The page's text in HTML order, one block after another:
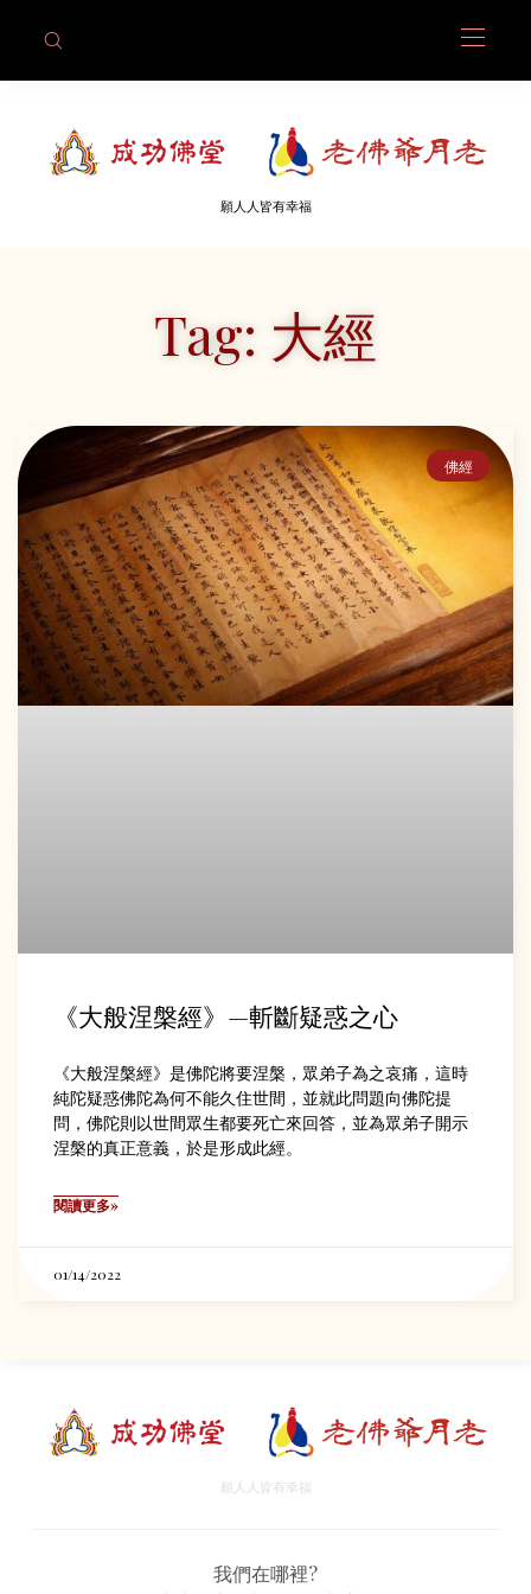
願人人皆有幸福
Tag: 大經
佛經
《大般涅槃經》—斬斷疑惑之心
《大般涅槃經》是佛陀將要涅槃，眾弟子為之哀痛，這時
純陀疑惑佛陀為何不能久住世間，並就此問題向佛陀提
問，佛陀則以世間眾生都要死亡來回答，並為眾弟子開示
涅槃的真正意義，於是形成此經。
閱讀更多»
01/14/2022
願人人皆有幸福
我們在哪裡?